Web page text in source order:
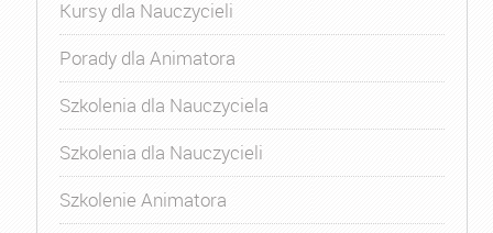
Kursy dla Nauczycieli
Porady dla Animatora
Szkolenia dla Nauczyciela
Szkolenia dla Nauczycieli
Szkolenie Animatora